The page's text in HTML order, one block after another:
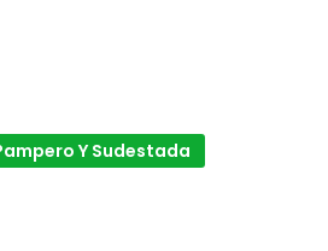
Y Sudestada